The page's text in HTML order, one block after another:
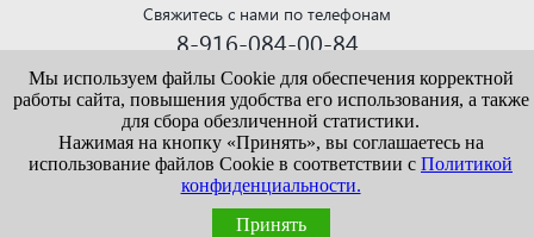
Свяжитесь с нами по телефонам
8-916-084-00-84
или напишите на почту
krovlya150@mail.ru
Информация, представленная на сайте vekroof.ru, носит исключительно
ознакомительный характер и не является публичной офертой. Точные сведения о
Пользовательское соглашение
Мы используем файлы Cookie для обеспечения корректной
работы сайта, повышения удобства его использования, а также
для сбора обезличенной статистики.
Нажимая на кнопку «Принять», вы соглашаетесь на
использование файлов Cookie в соответствии с Политикой
конфиденциальности.
Принять